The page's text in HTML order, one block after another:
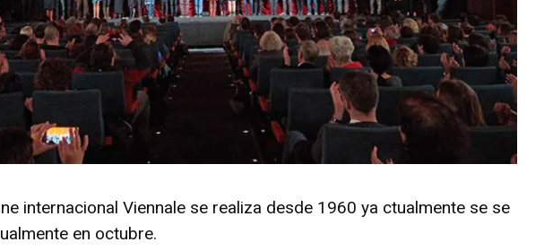
internacional Viennale se realiza desde 1960 ya ctualmente se se
en octubre.